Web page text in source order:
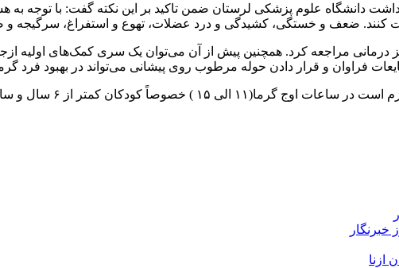
دانشگاه علوم پزشکی لرستان ضمن تاکید بر این نکته گفت: با توجه
کنند. ضعف و خستگی، کشیدگی و درد عضلات، تهوع و استفراغ، سرگیجه
مراجعه کرد. همچنین پیش از آن می‌توان یک سری کمک‌های اولیه
فراوان و قرار دادن حوله مرطوب روی پیشانی می‌تواند در بهبود فرد
خبرنگار
ازنا